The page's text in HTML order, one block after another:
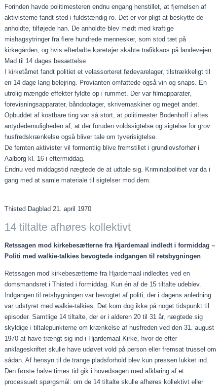
Forinden havde politimesteren endnu engang henstillet, at fjernelsen af
aktivisterne fandt sted i fuldstændig ro. Det er vor pligt at beskytte de
anholdte, tilføjede han. De anholdte blev mødt med kraftige
mishagsytringer fra flere hundrede mennesker, som stod tæt på
kirkegården, og hvis efterladte køretøjer skabte trafikkaos på landevejen.
Mad til 14 dages besættelse
I kirketårnet fandt politiet et velassorteret fødevarelager, tilstrækkeligt til
en 14 dage lang belejring. Provianten omfattede også vin og snaps. En
utrolig mængde effekter fyldte op i rummet. Der var filmapparater,
forevisningsapparater, båndoptager, skrivemaskiner og meget andet.
Opbuddet af kostbare ting var så stort, at politimester Bodenhoff i aftes
antydedemuligheden af, at der foruden voldssigtelse og sigtelse for grov
husfredskrænkelse også bliver tale om tyverisigtelse.
De femten aktivister vil formentlig blive fremstillet i grundlovsforhør i
Aalborg kl. 16 i eftermiddag.
Endnu ved middagstid nægtede de at udtale sig. Kriminalpolitiet var da i
gang med at samle materiale til sigtelser mod dem.
Thisted Dagblad 21. april 1970
14 tiltalte afhøres kollektivt
Retssagen mod kirkebesætterne fra Hjardemaal indledt i formiddag –
Politi med walkie-talkies bevogtede indgangen til retsbygningen
Retssagen mod kirkebesætterne fra Hjardemaal indledtes ved en
domsmandsret i Thisted i formiddag. Kun én af de 15 tiltalte udeblev.
Indgangen til retsbygningen var bevogtet af politi, der i dagens anledning
var udstyret med walkie-talkies. Det kom dog ikke på noget tidspunkt til
episoder. Samtlige 14 tiltalte, der er i alderen 20 til 31 år, nægtede sig
skyldige i tiltalepunkterne om krænkelse af husfreden ved den 31. august
1970 at have trængt sig ind i Hjardemaal Kirke, hvor de efter
anklageskriftet skulle have udøvet vold på person eller fremsat trussel om
sådan. Af hensyn til de trange pladsforhold blev kun pressen lukket ind.
Den første halve times tid gik i hovedsagen med afklaring af et
processuelt spørgsmål: om de 14 tiltalte skulle afhøres kollektivt eller